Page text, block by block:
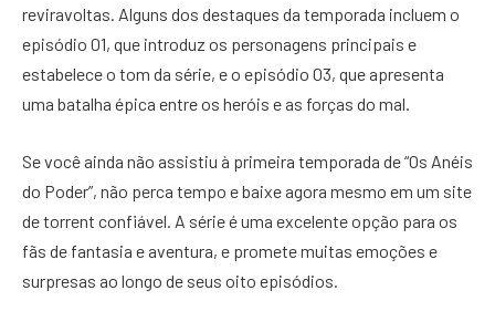
reviravoltas. Alguns dos destaques da temporada incluem o
episódio 01, que introduz os personagens principais e
estabelece o tom da série, e o episódio 03, que apresenta
uma batalha épica entre os heróis e as forças do mal.
Se você ainda não assistiu à primeira temporada de “Os Anéis
do Poder”, não perca tempo e baixe agora mesmo em um site
de torrent confiável. A série é uma excelente opção para os
fãs de fantasia e aventura, e promete muitas emoções e
surpresas ao longo de seus oito episódios.